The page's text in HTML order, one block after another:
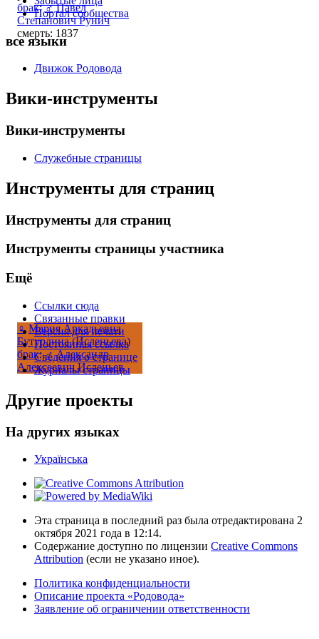
брак:♂ Павел
Степанович Рунич
смерть: 1837
♀ Мария Аркадьевна
Бутурлина (Исленьева)
брак:♂ Александр
Алексеевич Исленьев
Портал сообщества
все языки
Движок Родовода
Вики-инструменты
Вики-инструменты
Служебные страницы
Инструменты для страниц
Инструменты для страниц
Инструменты страницы участника
Ещё
Ссылки сюда
Связанные правки
Версия для печати
Постоянная ссылка
Сведения о странице
Журналы страницы
Другие проекты
На других языках
Українська
Эта страница в последний раз была отредактирована 2
октября 2021 года в 12:14.
Содержание доступно по лицензии Creative Commons
Attribution (если не указано иное).
Политика конфиденциальности
Описание проекта «Родовода»
Заявление об ограничении ответственности